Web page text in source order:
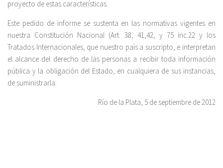
proyecto de estas características.
Este pedido de informe se sustenta en las normativas vigentes en
nuestra Constitución Nacional (Art. 38, 41,42, y 75 inc.22 y los
Tratados Internacionales, que nuestro país a suscripto, e interpretan
el alcance del derecho de las personas a recibir toda información
pública y la obligación del Estado, en cualquiera de sus instancias,
de suministrarla.
Río de la Plata, 5 de septiembre de 2012